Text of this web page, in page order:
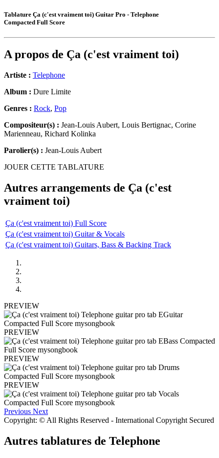
Tablature Ça (c'est vraiment toi) Guitar Pro - Telephone
Compacted Full Score
A propos de Ça (c'est vraiment toi)
Artiste : Telephone
Album : Dure Limite
Genres : Rock, Pop
Compositeur(s) : Jean-Louis Aubert, Louis Bertignac, Corine
Marienneau, Richard Kolinka
Parolier(s) : Jean-Louis Aubert
JOUER CETTE TABLATURE
Autres arrangements de Ça (c'est
vraiment toi)
Ça (c'est vraiment toi) Full Score
Ça (c'est vraiment toi) Guitar & Vocals
Ça (c'est vraiment toi) Guitars, Bass & Backing Track
PREVIEW
PREVIEW
PREVIEW
PREVIEW
Previous Next
Copyright: © All Rights Reserved - International Copyright Secured
Autres tablatures de Telephone